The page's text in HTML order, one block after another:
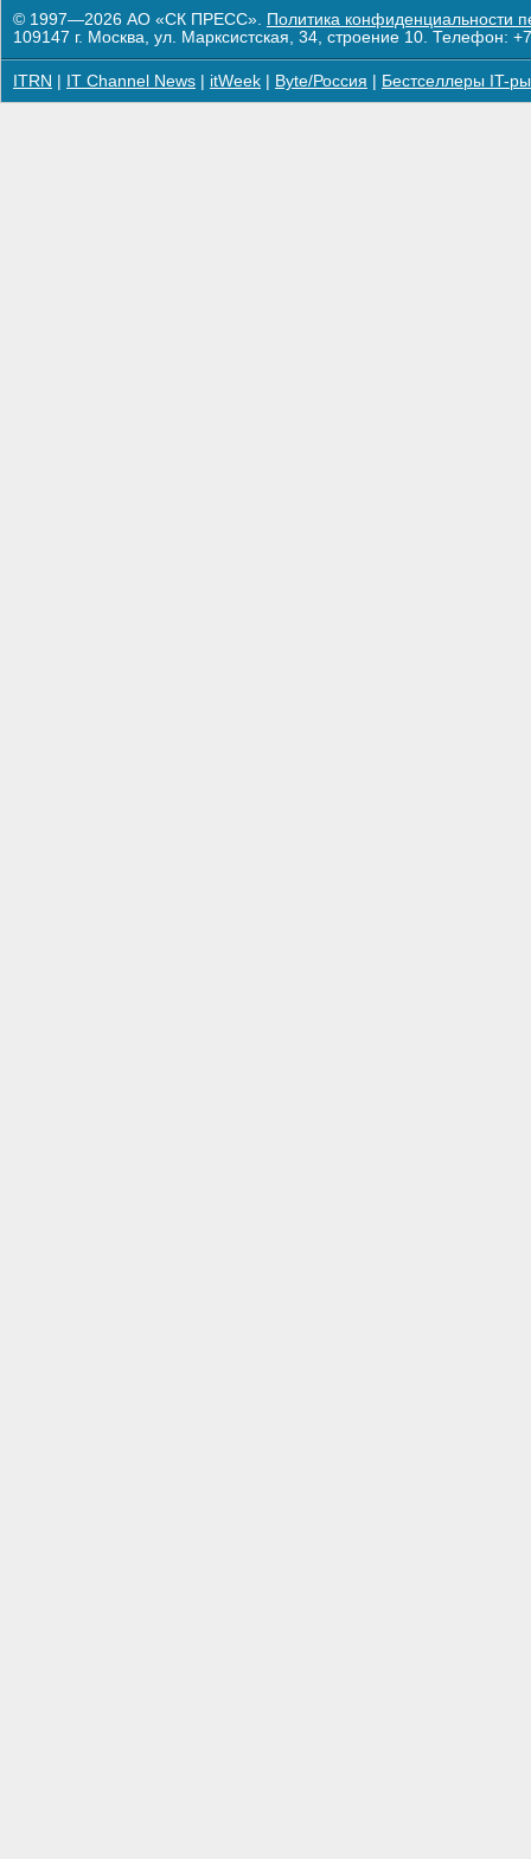
© 1997—2026 АО «СК ПРЕСС». Политика конфиденциальности
109147 г. Москва, ул. Марксистская, 34, строение 10. Телефон:
ITRN IT Channel News itWeek Byte/Россия Бестселлеры IT-